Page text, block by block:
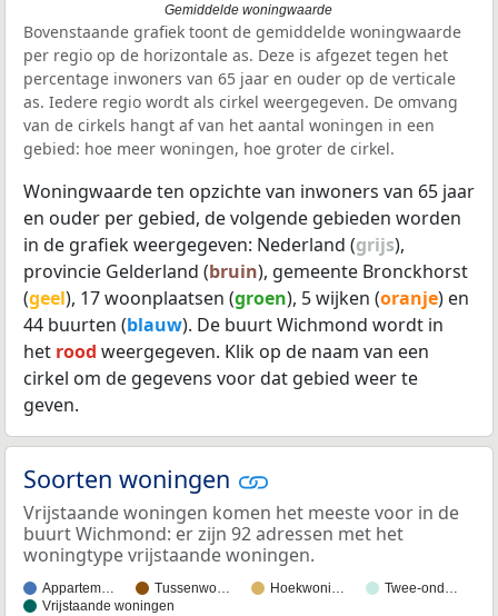
Gemiddelde woningwaarde
Bovenstaande grafiek toont de gemiddelde woningwaarde
per regio op de horizontale as. Deze is afgezet tegen het
percentage inwoners van 65 jaar en ouder op de verticale
as. Iedere regio wordt als cirkel weergegeven. De omvang
van de cirkels hangt af van het aantal woningen in een
gebied: hoe meer woningen, hoe groter de cirkel.
Woningwaarde ten opzichte van inwoners van 65 jaar
en ouder per gebied, de volgende gebieden worden
in de grafiek weergegeven: Nederland (grijs),
provincie Gelderland (bruin), gemeente Bronckhorst
(geel), 17 woonplaatsen (groen), 5 wijken (oranje) en
44 buurten (blauw). De buurt Wichmond wordt in
het rood weergegeven. Klik op de naam van een
cirkel om de gegevens voor dat gebied weer te
geven.
Soorten woningen
Vrijstaande woningen komen het meeste voor in de
buurt Wichmond: er zijn 92 adressen met het
woningtype vrijstaande woningen.
Appartem… Tussenwo… Hoekwoni…
Twee-ond…
Vrijstaande woningen